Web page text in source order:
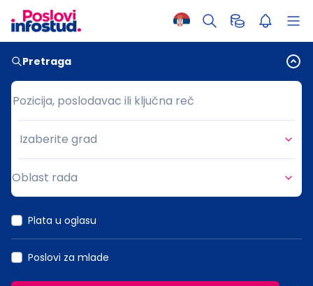
Pretraga
Pozicija, poslodavac ili ključna reč
Pozicija, poslodavac ili ključna reč
Grad
Izaberite grad
Oblast rada
Plata u oglasu
Poslovi za mlade